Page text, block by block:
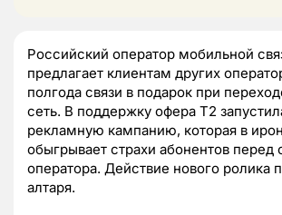
Российский оператор мобильной
предлагает клиентам других
полгода связи в подарок при
сеть. В поддержку офера Т2
рекламную кампанию, которая в
обыгрывает страхи абонентов перед
оператора. Действие нового ролика
алтаря.